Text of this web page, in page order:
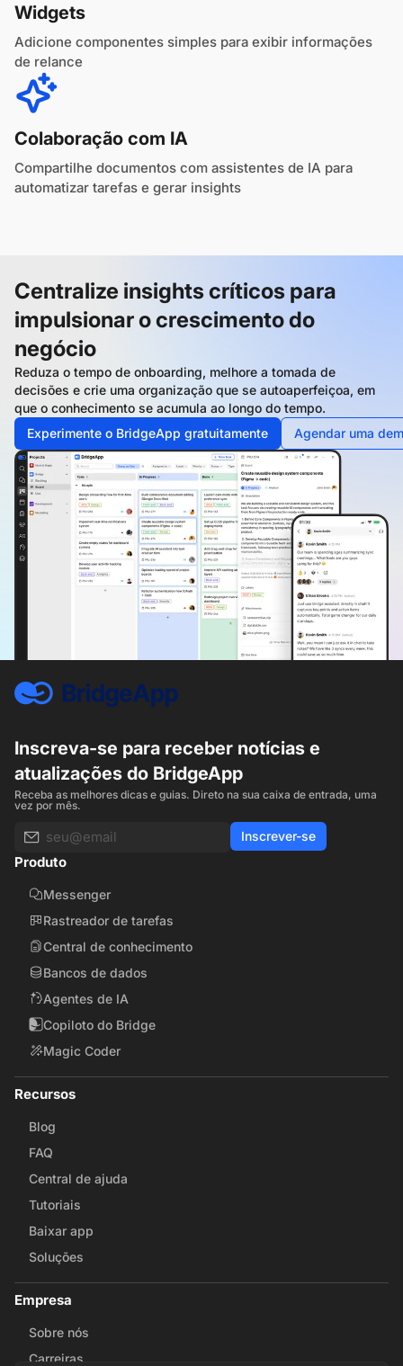
Widgets
Adicione componentes simples para exibir informações
de relance
Colaboração com IA
Compartilhe documentos com assistentes de IA para
automatizar tarefas e gerar insights
Centralize insights críticos para
impulsionar o crescimento do
negócio
Reduza o tempo de onboarding, melhore a tomada de
decisões e crie uma organização que se autoaperfeiçoa, em
que o conhecimento se acumula ao longo do tempo.
Experimente o BridgeApp gratuitamente
Agendar uma
Inscreva-se para receber notícias e
atualizações do BridgeApp
Receba as melhores dicas e guias. Direto na sua caixa de entrada, uma
vez por mês.
Inscrever-se
Produto
Messenger
Rastreador de tarefas
Central de conhecimento
Bancos de dados
Agentes de IA
Copiloto do Bridge
Magic Coder
Recursos
Blog
FAQ
Central de ajuda
Tutoriais
Baixar app
Soluções
Empresa
Sobre nós
Carreiras